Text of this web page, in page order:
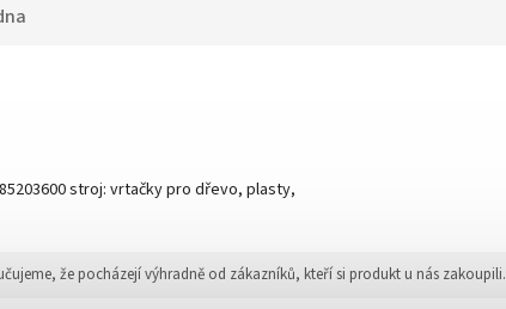
stroj: vrtačky pro dřevo, plasty,
že pocházejí výhradně od zákazníků, kteří si produkt u nás zakoupili.